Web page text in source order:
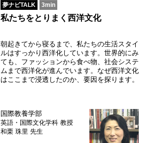
夢ナビTALK 3min
私たちをとりまく西洋文化
朝起きてから寝るまで、私たちの生活スタイ
ルはすっかり西洋化しています。世界的にみ
ても、ファッションから食べ物、社会システ
ムまで西洋化が進んでいます。なぜ西洋文化
はここまで浸透したのか、要因を探ります。
国際教養学部
英語・国際文化学科 教授
和栗 珠里 先生